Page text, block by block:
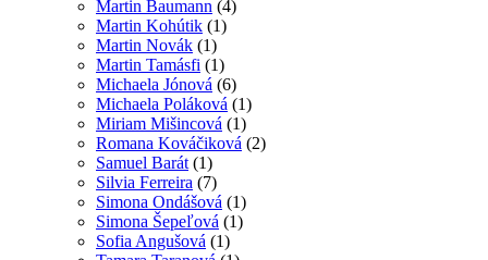
Martin Baumann (4)
Martin Kohútik (1)
Martin Novák (1)
Martin Tamásfi (1)
Michaela Jónová (6)
Michaela Poláková (1)
Miriam Mišincová (1)
Romana Kováčiková (2)
Samuel Barát (1)
Silvia Ferreira (7)
Simona Ondášová (1)
Simona Šepeľová (1)
Sofia Angušová (1)